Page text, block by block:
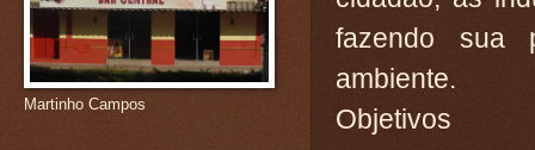
fazendo sua
ambiente.
Objetivos
Martinho Campos